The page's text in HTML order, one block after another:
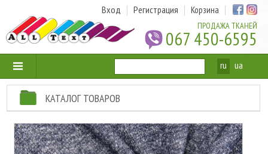
ПРОДАЖА ТКАНЕЙ
067 450-6595
Вход Регистрация Корзина
ru ua
КАТАЛОГ ТОВАРОВ